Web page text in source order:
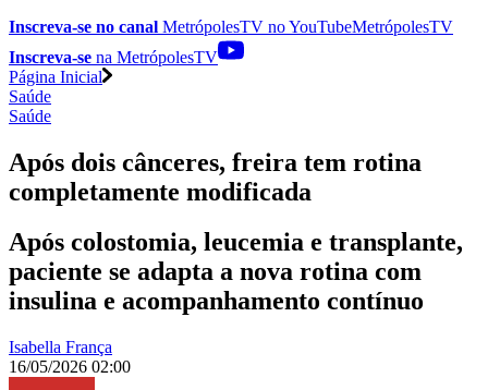
Inscreva-se no canal MetrópolesTV noYouTubeMetrópolesTV
Inscreva-se na MetrópolesTV
Página Inicial
Saúde
Saúde
Após dois cânceres, freira tem rotina
completamente modificada
Após colostomia, leucemia e transplante,
paciente se adapta a nova rotina com
insulina e acompanhamento contínuo
Isabella França
16/05/2026 02:00